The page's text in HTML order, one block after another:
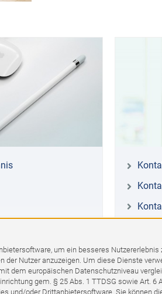
um ein besseres
der Nutzer anzuzeigen. Um diese Dienste
dem europäischen Datenschutzniveau
gem. § 25 Abs. 1 TTDSG sowie Art.
und/oder Drittanbietersoftware. Sie können